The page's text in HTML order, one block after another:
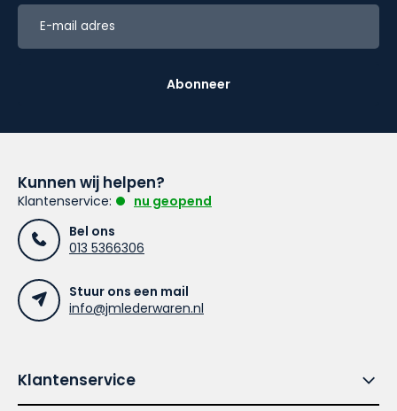
Abonneer
Kunnen wij helpen?
Klantenservice:
nu geopend
Bel ons
013 5366306
Stuur ons een mail
info@jmlederwaren.nl
Klantenservice